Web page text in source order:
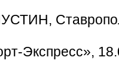
Экспресс»,